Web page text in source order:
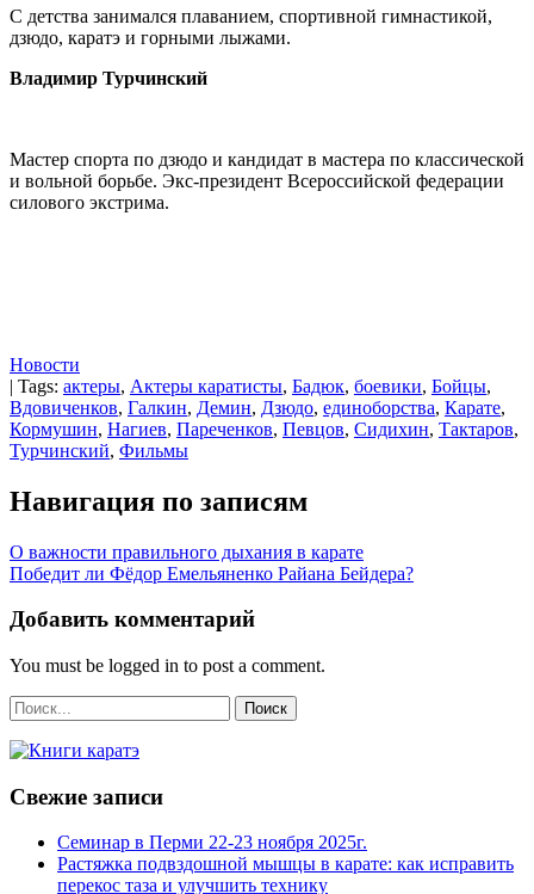
С детства занимался плаванием, спортивной гимнастикой,
дзюдо, каратэ и горными лыжами.
Владимир Турчинский
Мастер спорта по дзюдо и кандидат в мастера по классической
и вольной борьбе. Экс-президент Всероссийской федерации
силового экстрима.
Новости
| Tags: актеры, Актеры каратисты, Бадюк, боевики, Бойцы,
Вдовиченков, Галкин, Демин, Дзюдо, единоборства, Карате,
Кормушин, Нагиев, Пареченков, Певцов, Сидихин, Тактаров,
Турчинский, Фильмы
Навигация по записям
О важности правильного дыхания в карате
Победит ли Фёдор Емельяненко Райана Бейдера?
Добавить комментарий
You must be logged in to post a comment.
Свежие записи
Семинар в Перми 22-23 ноября 2025г.
Растяжка подвздошной мышцы в карате: как исправить
перекос таза и улучшить технику